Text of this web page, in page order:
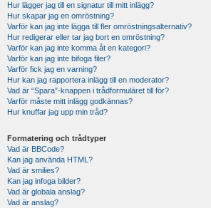
Hur lägger jag till en signatur till mitt inlägg?
Hur skapar jag en omröstning?
Varför kan jag inte lägga till fler omröstningsalternativ?
Hur redigerar eller tar jag bort en omröstning?
Varför kan jag inte komma åt en kategori?
Varför kan jag inte bifoga filer?
Varför fick jag en varning?
Hur kan jag rapportera inlägg till en moderator?
Vad är “Spara”-knappen i trådformuläret till för?
Varför måste mitt inlägg godkännas?
Hur knuffar jag upp min tråd?
Formatering och trådtyper
Vad är BBCode?
Kan jag använda HTML?
Vad är smilies?
Kan jag infoga bilder?
Vad är globala anslag?
Vad är anslag?